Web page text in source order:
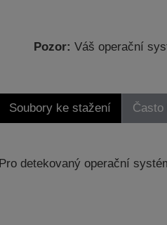
Pozor: Váš operační
Soubory ke stažení Často
Pro detekovaný operační